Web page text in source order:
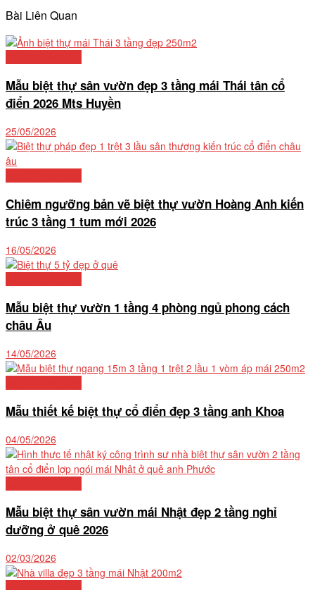
Bài Liên Quan
Mẫu biệt thự sân vườn đẹp 3 tầng mái Thái tân cổ
điển 2026 Mts Huyền
25/05/2026
Chiêm ngưỡng bản vẽ biệt thự vườn Hoàng Anh kiến
trúc 3 tầng 1 tum mới 2026
16/05/2026
Mẫu biệt thự vườn 1 tầng 4 phòng ngủ phong cách
châu Âu
14/05/2026
Mẫu thiết kế biệt thự cổ điển đẹp 3 tầng anh Khoa
04/05/2026
Mẫu biệt thự sân vườn mái Nhật đẹp 2 tầng nghỉ
dưỡng ở quê 2026
02/03/2026